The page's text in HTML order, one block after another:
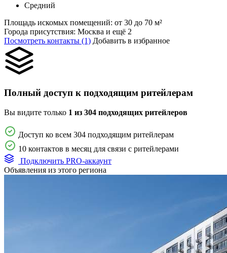
Средний
Площадь искомых помещений: от 30 до 70 м²
Города присутствия: Москва и ещё 2
Посмотреть контакты (1) Добавить в избранное
Полный доступ к подходящим ритейлерам
Вы видите только 1 из 304 подходящих ритейлеров
Доступ ко всем 304 подходящим ритейлерам
10 контактов в месяц для связи с ритейлерами
Подключить PRO-аккаунт
Объявления из этого региона